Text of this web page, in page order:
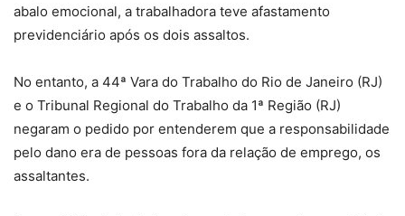
abalo emocional, a trabalhadora teve afastamento
previdenciário após os dois assaltos.
No entanto, a 44ª Vara do Trabalho do Rio de Janeiro (RJ)
e o Tribunal Regional do Trabalho da 1ª Região (RJ)
negaram o pedido por entenderem que a responsabilidade
pelo dano era de pessoas fora da relação de emprego, os
assaltantes.